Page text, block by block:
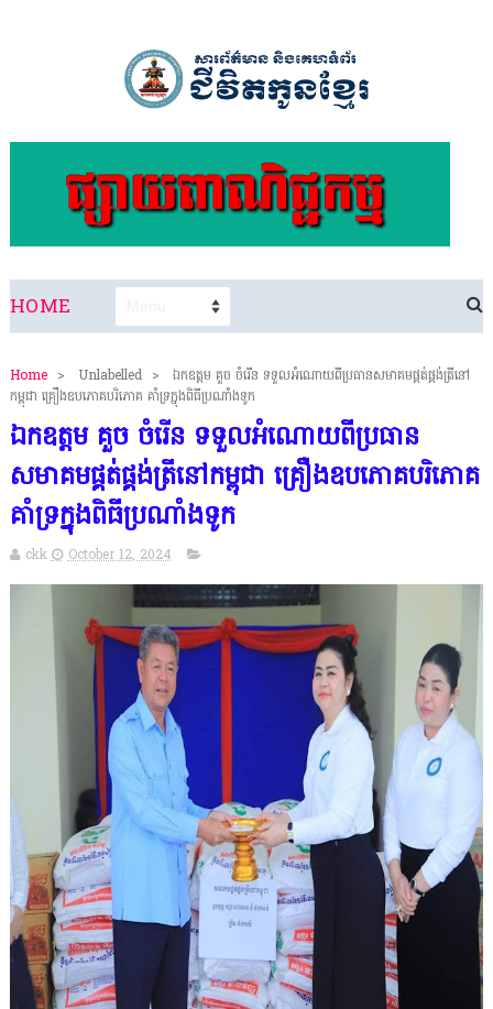
HOME
Home > Unlabelled >
ឯកឧត្តម គួច ចំរើន ទទួលអំណោយពីប្រធានសមាគមផ្គត់ផ្គង់ត្រីនៅ
កម្ពុជា គ្រឿងឧបភោគបរិភោគ គាំទ្រក្នុងពិធីប្រណាំងទូក
ឯកឧត្តម គួច ចំរើន ទទួលអំណោយពីប្រធាន
សមាគមផ្គត់ផ្គង់ត្រីនៅកម្ពុជា គ្រឿងឧបភោគបរិភោគ
គាំទ្រក្នុងពិធីប្រណាំងទូក
ckk October 12, 2024